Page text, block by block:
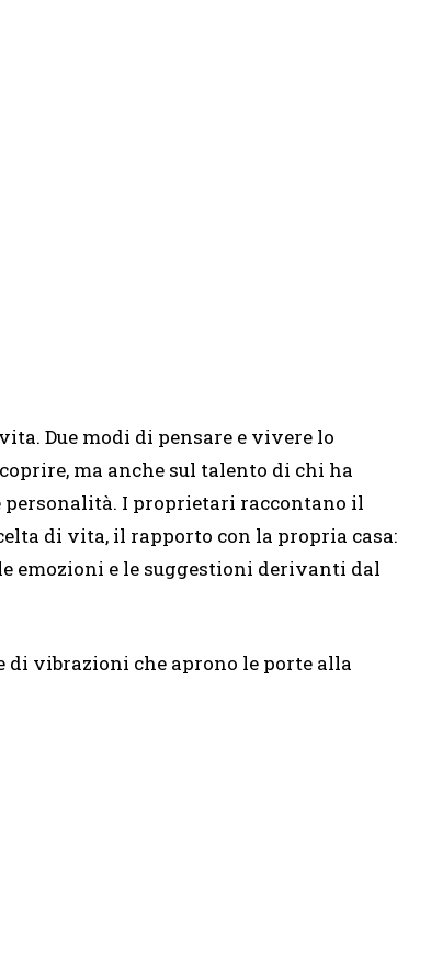
Due modi di pensare e vivere lo
ma anche sul talento di chi ha
personalità. I proprietari raccontano il
di vita, il rapporto con la propria casa:
emozioni e le suggestioni derivanti dal
di vibrazioni che aprono le porte alla